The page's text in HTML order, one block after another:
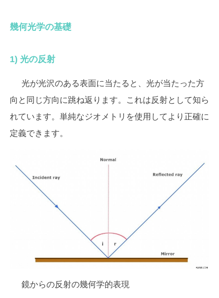
幾何光学の基礎
1) 光の反射
光が光沢のある表面に当たると、光が当たった方
向と同じ方向に跳ね返ります。これは反射として知ら
れています。単純なジオメトリを使用してより正確に
定義できます。
鏡からの反射の幾何学的表現